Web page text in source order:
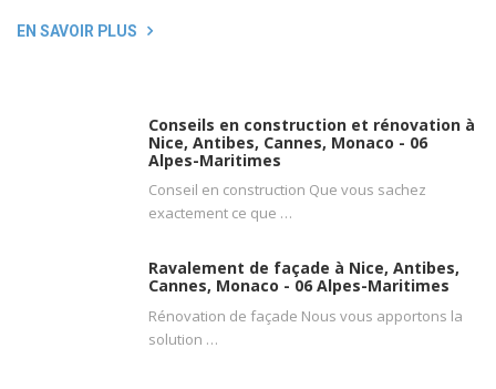
EN SAVOIR PLUS
Conseils en construction et rénovation à
Nice, Antibes, Cannes, Monaco - 06
Alpes-Maritimes
Conseil en construction Que vous sachez
exactement ce que …
Ravalement de façade à Nice, Antibes,
Cannes, Monaco - 06 Alpes-Maritimes
Rénovation de façade Nous vous apportons la
solution …